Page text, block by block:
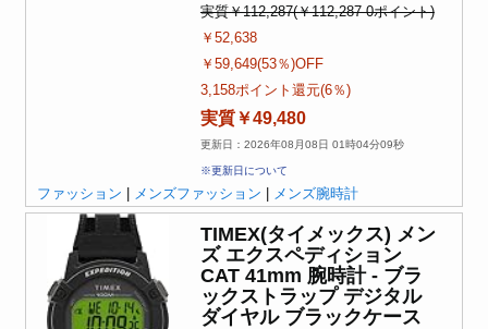
実質￥112,287(￥112,287-0ポイント)
￥52,638
￥59,649(53％)OFF
3,158ポイント還元(6％)
実質￥49,480
更新日：2026年08月08日 01時04分09秒
※更新日について
ファッション メンズファッション メンズ腕時計
TIMEX(タイメックス) メン
ズ エクスペディション
CAT 41mm 腕時計 - ブラ
ックストラップ デジタル
ダイヤル ブラックケース